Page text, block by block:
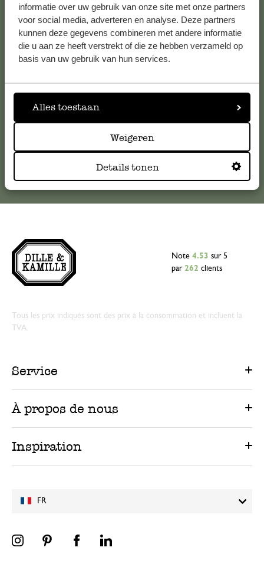
informatie over uw gebruik van onze site met onze partners
voor social media, adverteren en analyse. Deze partners
kunnen deze gegevens combineren met andere informatie
die u aan ze heeft verstrekt of die ze hebben verzameld op
basis van uw gebruik van hun services.
Alles toestaan
Weigeren
Details tonen
Service clientèle
Pour toute question ou demande de conseil ou d’aide,
veuillez contacter notre service clientèle. Ou retrouvez ici
serviceclientele@dille-kamille.com
FR
Note 4.53 sur 5
par 262 clients
Tous les prix indiqués sont des prix à la consommation et incluent la
TVA.
Service
À propos de nous
Inspiration